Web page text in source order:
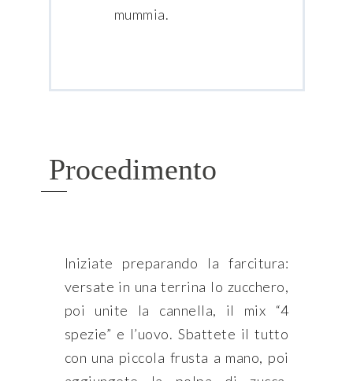
mummia.
Procedimento
Iniziate preparando la farcitura:
versate in una terrina lo zucchero,
poi unite la cannella, il mix “4
spezie” e l’uovo. Sbattete il tutto
con una piccola frusta a mano, poi